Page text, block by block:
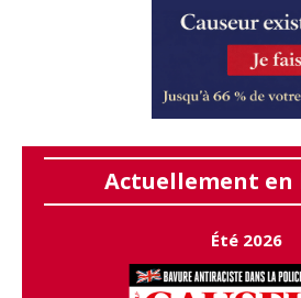
Actuellement en
Été 2026